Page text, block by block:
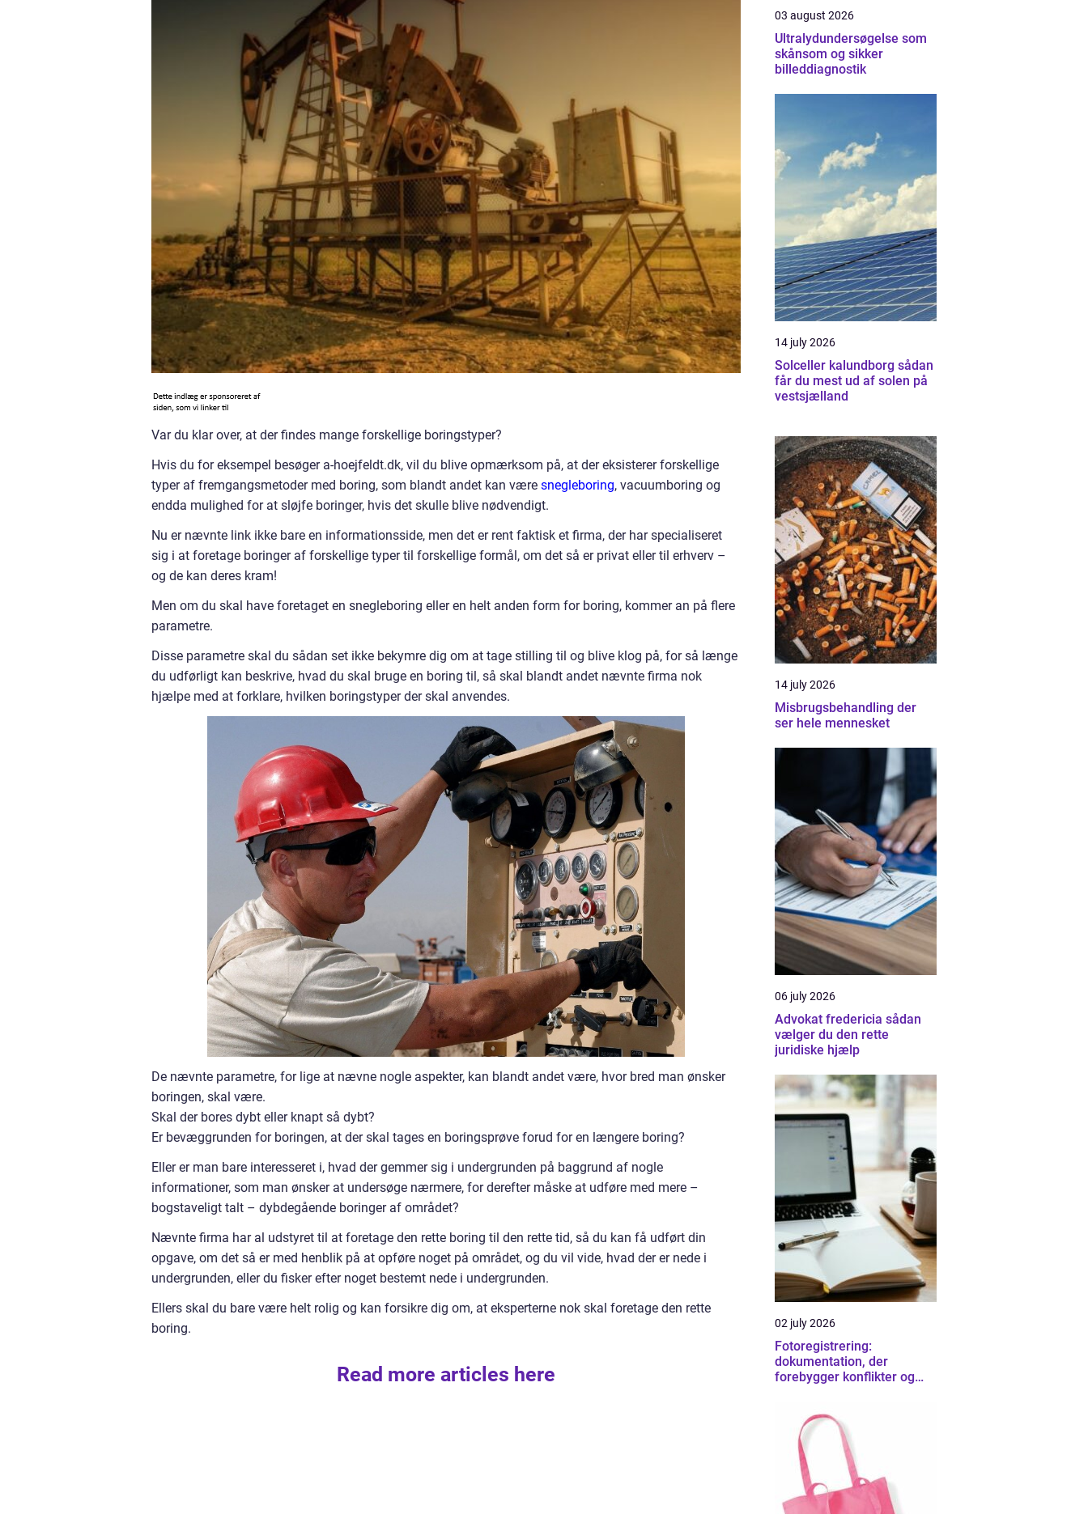
Var du klar over, at der findes mange forskellige boringstyper?
Hvis du for eksempel besøger a-hoejfeldt.dk, vil du blive opmærksom på, at der eksisterer forskellige
typer af fremgangsmetoder med boring, som blandt andet kan være snegleboring, vacuumboring og
endda mulighed for at sløjfe boringer, hvis det skulle blive nødvendigt.
Nu er nævnte link ikke bare en informationsside, men det er rent faktisk et firma, der har specialiseret
sig i at foretage boringer af forskellige typer til forskellige formål, om det så er privat eller til erhverv –
og de kan deres kram!
Men om du skal have foretaget en snegleboring eller en helt anden form for boring, kommer an på flere
parametre.
Disse parametre skal du sådan set ikke bekymre dig om at tage stilling til og blive klog på, for så længe
du udførligt kan beskrive, hvad du skal bruge en boring til, så skal blandt andet nævnte firma nok
hjælpe med at forklare, hvilken boringstyper der skal anvendes.
De nævnte parametre, for lige at nævne nogle aspekter, kan blandt andet være, hvor bred man ønsker
boringen, skal være.
Skal der bores dybt eller knapt så dybt?
Er bevæggrunden for boringen, at der skal tages en boringsprøve forud for en længere boring?
Eller er man bare interesseret i, hvad der gemmer sig i undergrunden på baggrund af nogle
informationer, som man ønsker at undersøge nærmere, for derefter måske at udføre med mere –
bogstaveligt talt – dybdegående boringer af området?
Nævnte firma har al udstyret til at foretage den rette boring til den rette tid, så du kan få udført din
opgave, om det så er med henblik på at opføre noget på området, og du vil vide, hvad der er nede i
undergrunden, eller du fisker efter noget bestemt nede i undergrunden.
Ellers skal du bare være helt rolig og kan forsikre dig om, at eksperterne nok skal foretage den rette
boring.
Read more articles here
03 august 2026
Ultralydundersøgelse som
skånsom og sikker
billeddiagnostik
14 july 2026
Solceller kalundborg sådan
får du mest ud af solen på
vestsjælland
14 july 2026
Misbrugsbehandling der
ser hele mennesket
06 july 2026
Advokat fredericia sådan
vælger du den rette
juridiske hjælp
02 july 2026
Fotoregistrering:
dokumentation, der
forebygger konflikter og